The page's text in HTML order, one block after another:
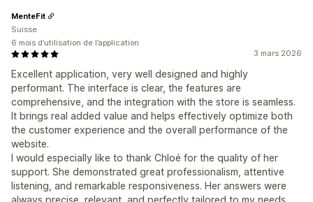
3 mars 2026
Excellent application, very well designed and highly
performant. The interface is clear, the features are
comprehensive, and the integration with the store is seamless.
It brings real added value and helps effectively optimize both
the customer experience and the overall performance of the
website.
I would especially like to thank Chloé for the quality of her
support. She demonstrated great professionalism, attentive
listening, and remarkable responsiveness. Her answers were
MenteFit
Suisse
6 mois d’utilisation de l’application